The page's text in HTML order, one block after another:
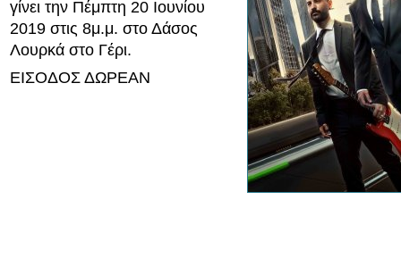
γίνει την Πέμπτη 20 Ιουνίου
2019 στις 8μ.μ. στο Δάσος
Λουρκά στο Γέρι.
ΕΙΣΟΔΟΣ ΔΩΡΕΑΝ